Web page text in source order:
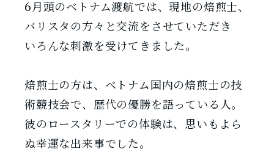
6月頭のベトナム渡航では、現地の焙煎士、
バリスタの方々と交流をさせていただき
いろんな刺激を受けてきました。
焙煎士の方は、ベトナム国内の焙煎士の技
術競技会で、歴代の優勝を語っている人。
彼のロースタリーでの体験は、思いもよら
ぬ幸運な出来事でした。